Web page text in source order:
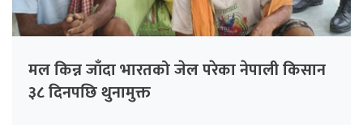
मल किन्न जाँदा भारतको जेल परेका नेपाली किसान
३८ दिनपछि थुनामुक्त